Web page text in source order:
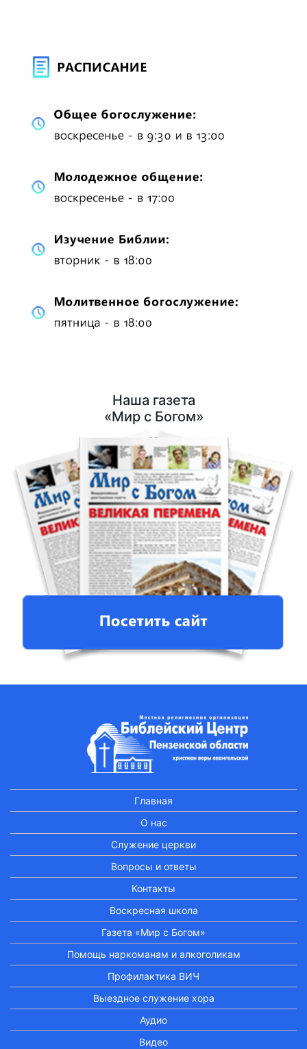
Наша газета
«Мир с Богом»
Главная
О нас
Служение церкви
Вопросы и ответы
Контакты
Воскресная школа
Газета «Мир с Богом»
Помощь наркоманам и алкоголикам
Профилактика ВИЧ
Выездное служение хора
Аудио
Видео